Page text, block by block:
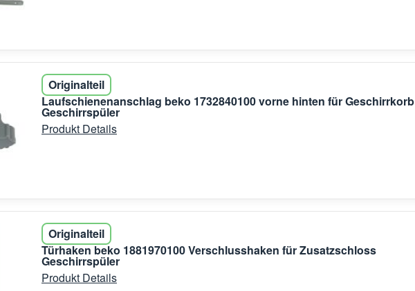
Originalteil
Laufschienenanschlag beko 1732840100 vorne hinten für Geschirrkorb
Geschirrspüler
Produkt Details
Originalteil
Türhaken beko 1881970100 Verschlusshaken für Zusatzschloss
Geschirrspüler
Produkt Details